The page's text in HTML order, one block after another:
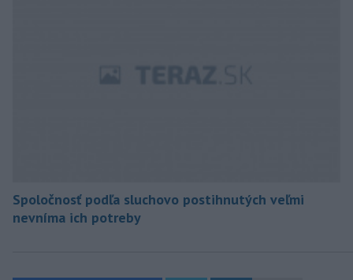
Spoločnosť podľa sluchovo postihnutých veľmi
nevníma ich potreby